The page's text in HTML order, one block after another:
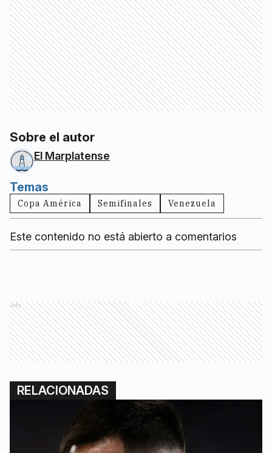
Sobre el autor
El Marplatense
Temas
Copa América Semifinales Venezuela
Este contenido no está abierto a comentarios
Ads
RELACIONADAS